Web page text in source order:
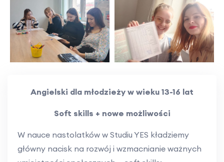
Angielski dla młodzieży w wieku 13-16 lat
Soft skills + nowe możliwości
W nauce nastolatków w Studiu YES kładziemy
główny nacisk na rozwój i wzmacnianie ważnych